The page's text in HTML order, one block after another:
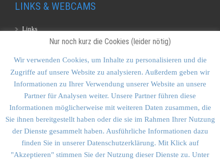
LINKS & WEBCAMS
Links
KONTAKT & SITEMAP
Kontakt
Sitemap
Vulkankultour-BUFF®
Nur noch kurz die Cookies (leider nötig)
Wir verwenden Cookies, um Inhalte zu personalisieren und die
Zugriffe auf unsere Website zu analysieren. Außerdem geben wir
Informationen zu Ihrer Verwendung unserer Website an unsere
Partner für Analysen weiter. Unsere Partner führen diese
Informationen möglicherweise mit weiteren Daten zusammen, die
Sie ihnen bereitgestellt haben oder die sie im Rahmen Ihrer Nutzung
der Dienste gesammelt haben. Ausführliche Informationen dazu
finden Sie in unserer Datenschutzerklärung. Mit Klick auf
"Akzeptieren" stimmen Sie der Nutzung dieser Dienste zu. Unter